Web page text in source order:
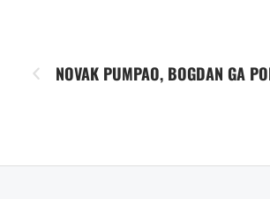
NOVAK PUMPAO, BOGDAN GA